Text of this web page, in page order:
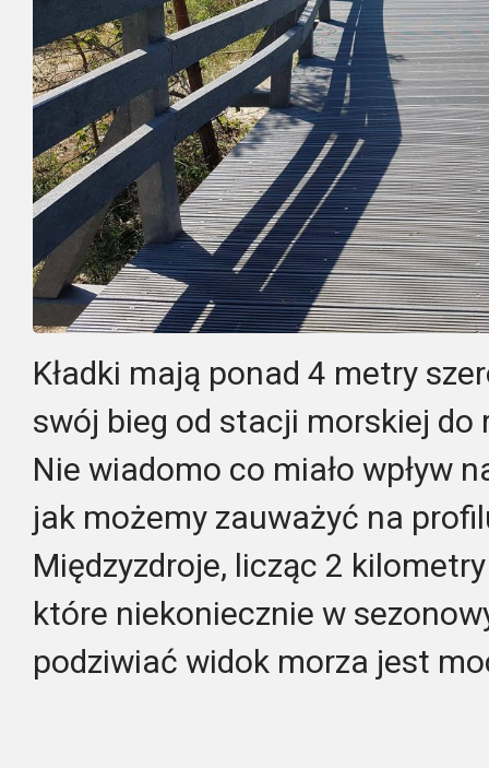
Kładki mają ponad 4 metry
swój bieg od stacji morskiej do
Nie wiadomo co miało wpływ
jak możemy zauważyć na
Międzyzdroje, licząc 2
które niekoniecznie w
podziwiać widok morza jest